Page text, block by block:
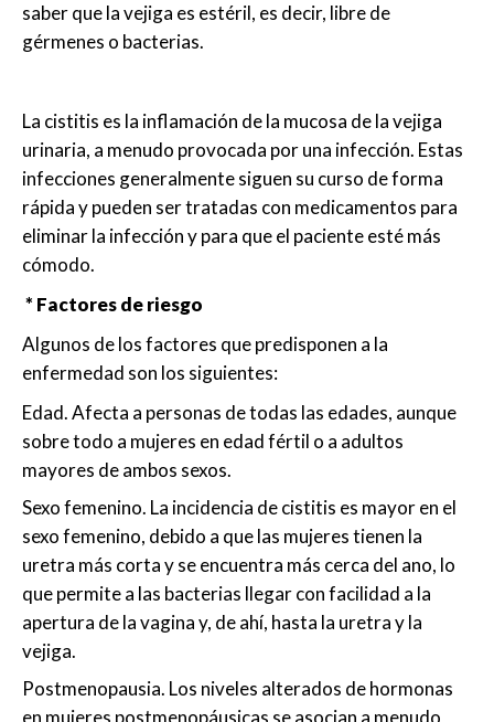
saber que la vejiga es estéril, es decir, libre de
gérmenes o bacterias.
La cistitis es la inflamación de la mucosa de la vejiga
urinaria, a menudo provocada por una infección. Estas
infecciones generalmente siguen su curso de forma
rápida y pueden ser tratadas con medicamentos para
eliminar la infección y para que el paciente esté más
cómodo.
* Factores de riesgo
Algunos de los factores que predisponen a la
enfermedad son los siguientes:
Edad. Afecta a personas de todas las edades, aunque
sobre todo a mujeres en edad fértil o a adultos
mayores de ambos sexos.
Sexo femenino. La incidencia de cistitis es mayor en el
sexo femenino, debido a que las mujeres tienen la
uretra más corta y se encuentra más cerca del ano, lo
que permite a las bacterias llegar con facilidad a la
apertura de la vagina y, de ahí, hasta la uretra y la
vejiga.
Postmenopausia. Los niveles alterados de hormonas
en mujeres postmenopáusicas se asocian a menudo